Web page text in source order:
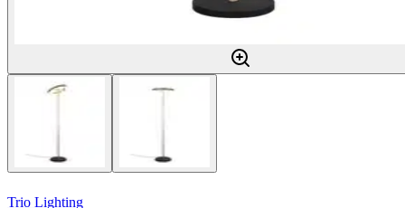
Trio Lighting